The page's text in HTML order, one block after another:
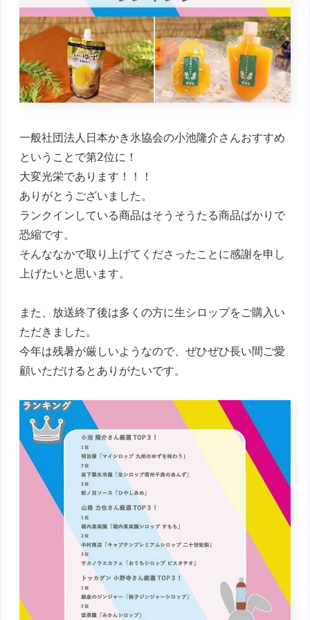
一般社団法人日本かき氷協会の小池隆介さんおすすめ
ということで第2位に！
大変光栄であります！！！
ありがとうございました。
ランクインしている商品はそうそうたる商品ばかりで
恐縮です。
そんななかで取り上げてくださったことに感謝を申し
上げたいと思います。
また、放送終了後は多くの方に生シロップをご購入い
ただきました。
今年は残暑が厳しいようなので、ぜひぜひ長い間ご愛
顧いただけるとありがたいです。